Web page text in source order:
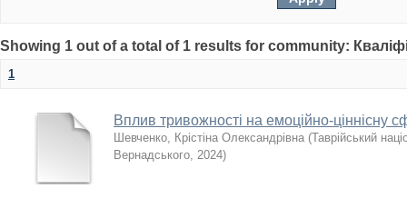
Showing 1 out of a total of 1 results for community:
1
Вплив тривожності на емоційно-ціннісну
Шевченко, Крістіна Олександрівна (Таврійський
Вернадського, 2024)